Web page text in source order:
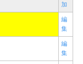
加
編
集
編
集